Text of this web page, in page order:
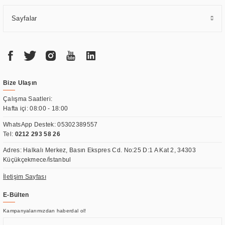
Sayfalar
Bize Ulaşın
Çalışma Saatleri:
Hafta içi: 08:00 - 18:00
WhatsApp Destek:05302389557
Tel: 0212 293 58 26
Adres: Halkalı Merkez, Basın Ekspres Cd. No:25 D:1 A Kat 2, 34303
Küçükçekmece/İstanbul
İletişim Sayfası
E-Bülten
Kampanyalarımızdan haberdal ol!